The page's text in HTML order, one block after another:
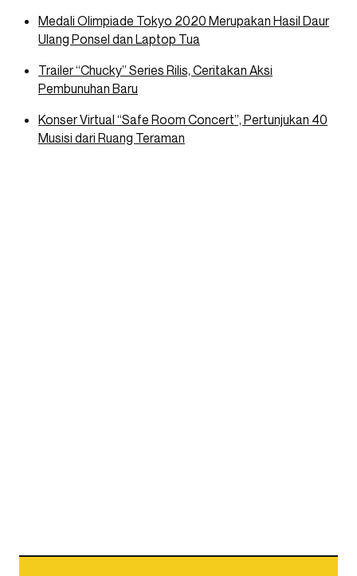
Medali Olimpiade Tokyo 2020 Merupakan Hasil Daur
Ulang Ponsel dan Laptop Tua
Trailer “Chucky” Series Rilis, Ceritakan Aksi
Pembunuhan Baru
Konser Virtual “Safe Room Concert”, Pertunjukan 40
Musisi dari Ruang Teraman